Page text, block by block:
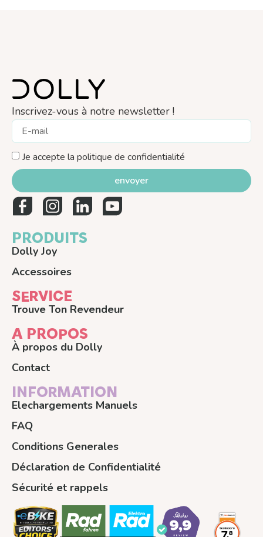
Inscrivez-vous à notre newsletter !
Je accepte la politique de confidentialité
envoyer
PRODUITS
Dolly Joy
Accessoires
SERVICE
Trouve Ton Revendeur
A PROPOS
À propos du Dolly
Contact
INFORMATION
Elechargements Manuels
FAQ
Conditions Generales
Déclaration de Confidentialité
Sécurité et rappels